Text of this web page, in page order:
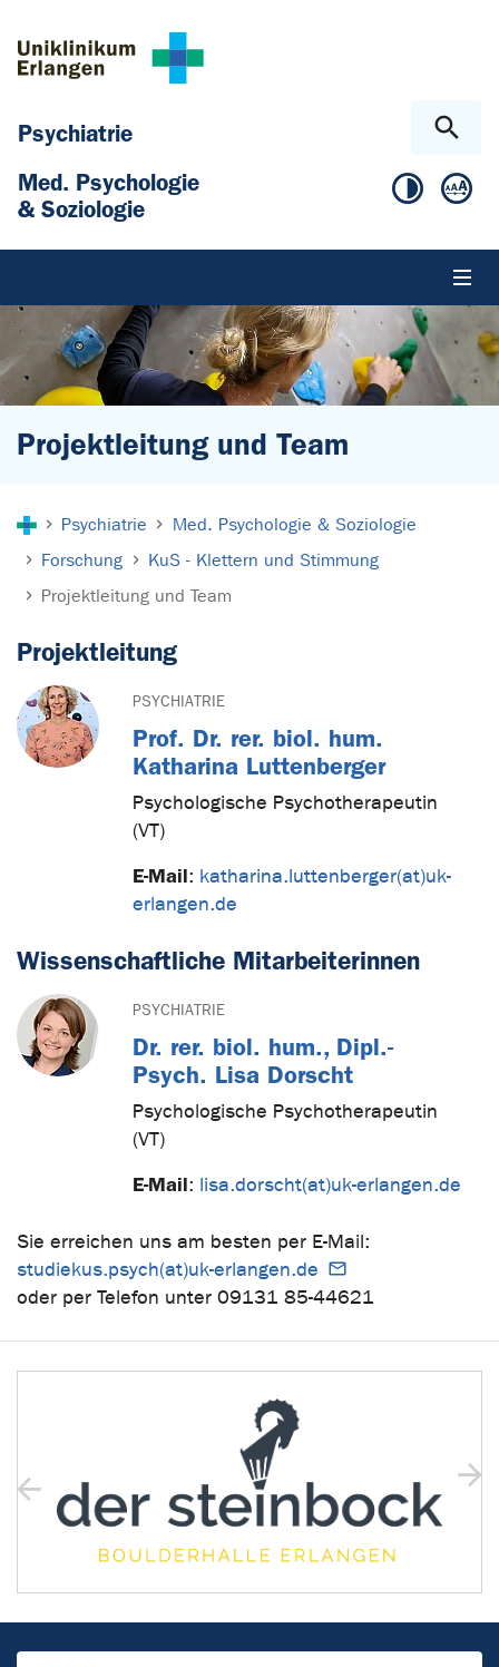
Psychiatrie
Med. Psychologie
& Soziologie
Projektleitung und Team
Psychiatrie
Med. Psychologie & Soziologie
Forschung
KuS - Klettern und Stimmung
Projektleitung und Team
Projektleitung
PSYCHIATRIE
Prof. Dr. rer. biol. hum.
Katharina Luttenberger
Psychologische Psychotherapeutin
(VT)
E-Mail: katharina.luttenberger(at)uk-
erlangen.de
Wissenschaftliche Mitarbeiterinnen
PSYCHIATRIE
Dr. rer. biol. hum., Dipl.-
Psych. Lisa Dorscht
Psychologische Psychotherapeutin
(VT)
E-Mail: lisa.dorscht(at)uk-erlangen.de
Sie erreichen uns am besten per E-Mail:
studiekus.psych(at)uk-erlangen.de
oder per Telefon unter 09131 85-44621